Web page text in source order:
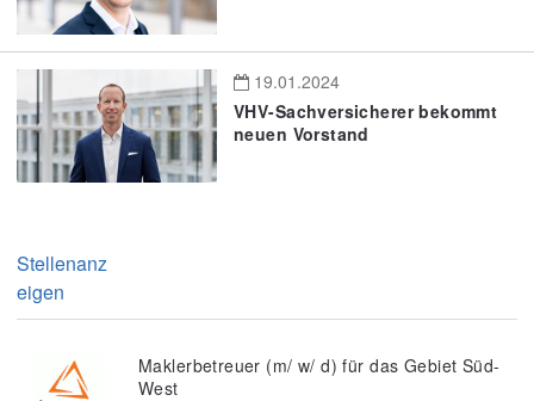
19.01.2024
VHV-Sachversicherer bekommt
neuen Vorstand
Stellenanz
eigen
Maklerbetreuer (m/ w/ d) für das Gebiet Süd-
West